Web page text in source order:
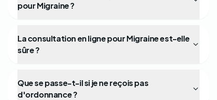
pour Migraine ?
La consultation en ligne pour Migraine est-elle
sûre ?
Que se passe-t-il si je ne reçois pas
d'ordonnance ?